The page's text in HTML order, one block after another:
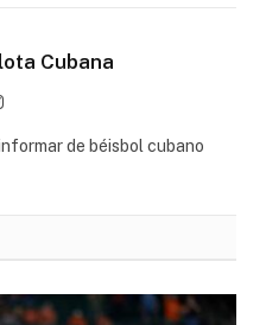
Cubana
Instagram
de béisbol cubano